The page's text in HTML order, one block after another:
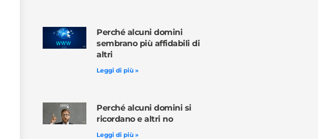
Perché alcuni domini
sembrano più affidabili di
altri
Leggi di più »
Perché alcuni domini si
ricordano e altri no
Leggi di più »